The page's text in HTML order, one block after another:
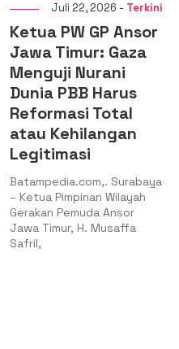
Juli 20, 2026 -Terkini
PKC PMII Kepri:
Legitimasi PC PMII
Tanjungpinang-
Bintan Berada
pada
Kepengurusan
Muhammad Al-
Mujrin
Batampedia.com,. Batam –
Pengurus Koordinator
Cabang (PKC) Pergerakan
Mahasiswa Islam Indonesia